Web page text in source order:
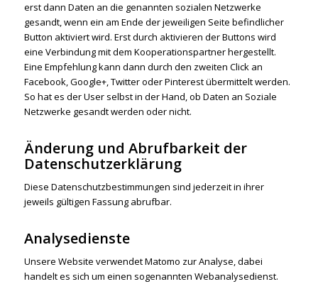
erst dann Daten an die genannten sozialen Netzwerke
gesandt, wenn ein am Ende der jeweiligen Seite befindlicher
Button aktiviert wird. Erst durch aktivieren der Buttons wird
eine Verbindung mit dem Kooperationspartner hergestellt.
Eine Empfehlung kann dann durch den zweiten Click an
Facebook, Google+, Twitter oder Pinterest übermittelt werden.
So hat es der User selbst in der Hand, ob Daten an Soziale
Netzwerke gesandt werden oder nicht.
Änderung und Abrufbarkeit der
Datenschutzerklärung
Diese Datenschutzbestimmungen sind jederzeit in ihrer
jeweils gültigen Fassung abrufbar.
Analysedienste
Unsere Website verwendet Matomo zur Analyse, dabei
handelt es sich um einen sogenannten Webanalysedienst.